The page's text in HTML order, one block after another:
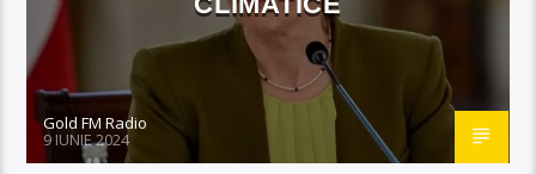
Gold FM Radio
9 IUNIE 2024